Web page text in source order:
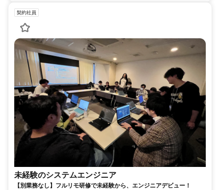
契約社員
未経験のシステムエンジニア
【別業務なし】フルリモ研修で未経験から、エンジニアデビュー！